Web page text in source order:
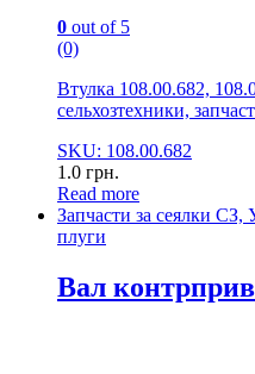
0 out of 5
(0)
Втулка 108.00.682,
сельхозтехники,
SKU: 108.00.682
1.0 грн.
Read more
Запчасти за сеялки
плуги
Вал